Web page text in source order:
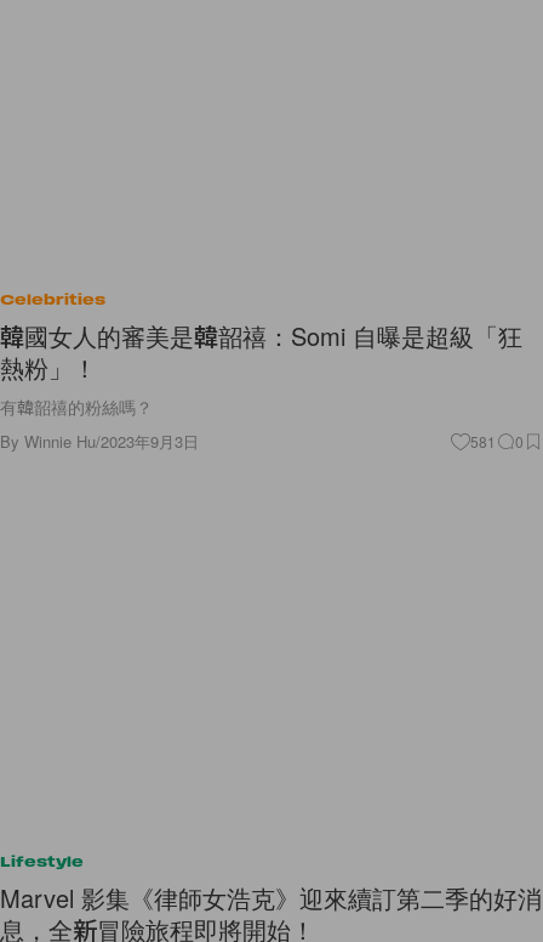
Celebrities
韓國女人的審美是韓韶禧：Somi 自曝是超級「狂
熱粉」！
有韓韶禧的粉絲嗎？
By Winnie Hu/2023年9月3日 581 0
Lifestyle
Marvel 影集《律師女浩克》迎來續訂第二季的好消
息，全新冒險旅程即將開始！